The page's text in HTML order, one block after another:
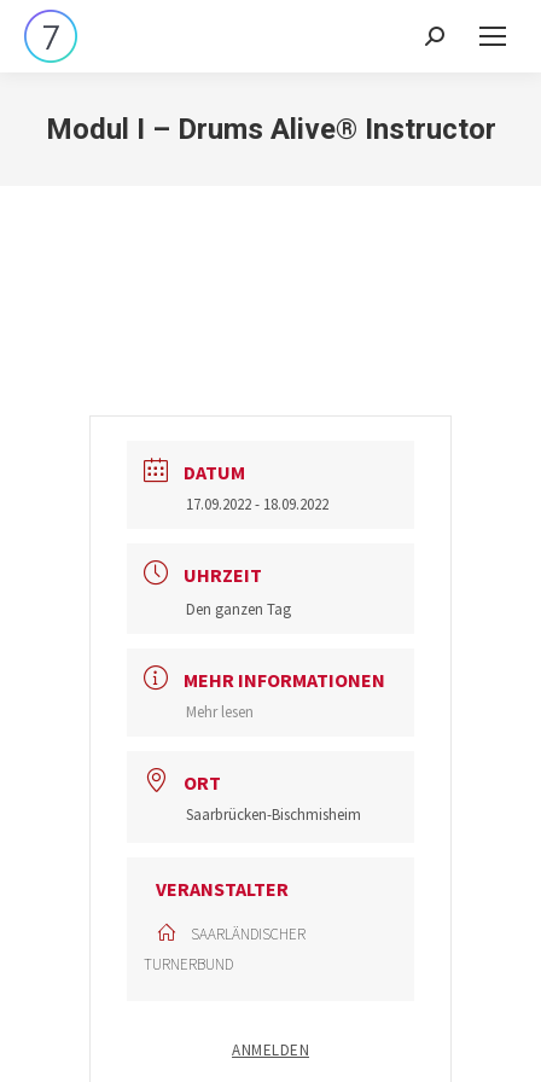
Search:
Modul I – Drums Alive® Instructor
DATUM
17.09.2022- 18.09.2022
UHRZEIT
Den ganzen Tag
MEHR INFORMATIONEN
Mehr lesen
ORT
Saarbrücken-Bischmisheim
VERANSTALTER
SAARLÄNDISCHER
TURNERBUND
ANMELDEN